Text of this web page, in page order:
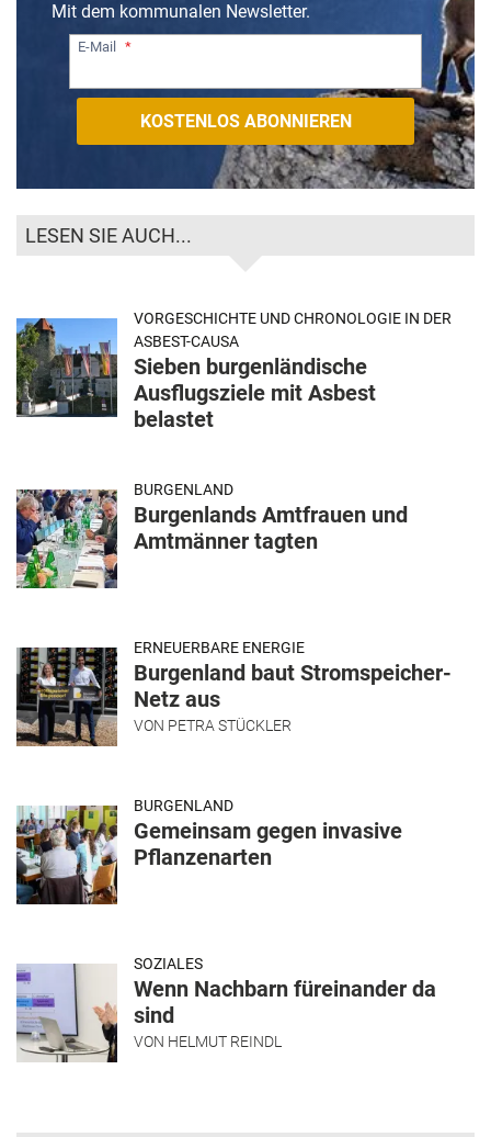
Mit dem kommunalen Newsletter.
E-Mail
LESEN SIE AUCH...
VORGESCHICHTE UND CHRONOLOGIE IN DER
ASBEST-CAUSA
Sieben burgenländische
Ausflugsziele mit Asbest
belastet
BURGENLAND
Burgenlands Amtfrauen und
Amtmänner tagten
ERNEUERBARE ENERGIE
Burgenland baut Stromspeicher-
Netz aus
VON PETRA STÜCKLER
BURGENLAND
Gemeinsam gegen invasive
Pflanzenarten
SOZIALES
Wenn Nachbarn füreinander da
sind
VON HELMUT REINDL